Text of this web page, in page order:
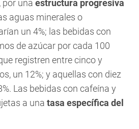
por una estructura progresiva
aguas minerales o
un 4%; las bebidas con
de azúcar por cada 100
registren entre cinco y
un 12%; y aquellas con diez
Las bebidas con cafeína y
a una tasa específica del